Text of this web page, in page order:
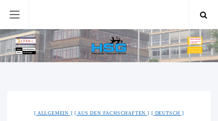
ALLGEMEIN AUS DEN FACHSCHAFTEN DEUTSCH